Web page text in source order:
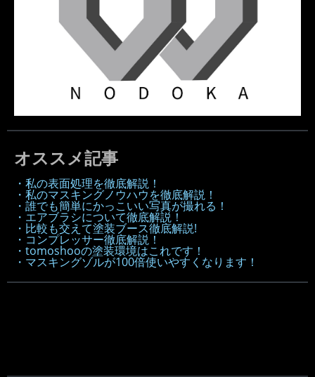
オススメ記事
・私の表面処理を徹底解説！
・私のマスキングノウハウを徹底解説！
・誰でも簡単にかっこいい写真が撮れる！
・エアブラシについて徹底解説！
・比較も交えて塗装ブース徹底解説!
・コンプレッサー徹底解説！
・tomoshooの塗装環境はこれです！
・マスキングゾルが100倍使いやすくなります！